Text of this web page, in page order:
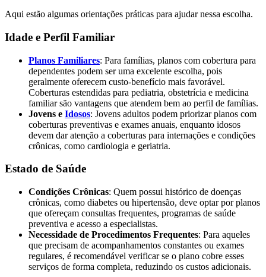
Aqui estão algumas orientações práticas para ajudar nessa escolha.
Idade e Perfil Familiar
Planos Familiares: Para famílias, planos com cobertura para
dependentes podem ser uma excelente escolha, pois
geralmente oferecem custo-benefício mais favorável.
Coberturas estendidas para pediatria, obstetrícia e medicina
familiar são vantagens que atendem bem ao perfil de famílias.
Jovens e Idosos: Jovens adultos podem priorizar planos com
coberturas preventivas e exames anuais, enquanto idosos
devem dar atenção a coberturas para internações e condições
crônicas, como cardiologia e geriatria.
Estado de Saúde
Condições Crônicas: Quem possui histórico de doenças
crônicas, como diabetes ou hipertensão, deve optar por planos
que ofereçam consultas frequentes, programas de saúde
preventiva e acesso a especialistas.
Necessidade de Procedimentos Frequentes: Para aqueles
que precisam de acompanhamentos constantes ou exames
regulares, é recomendável verificar se o plano cobre esses
serviços de forma completa, reduzindo os custos adicionais.